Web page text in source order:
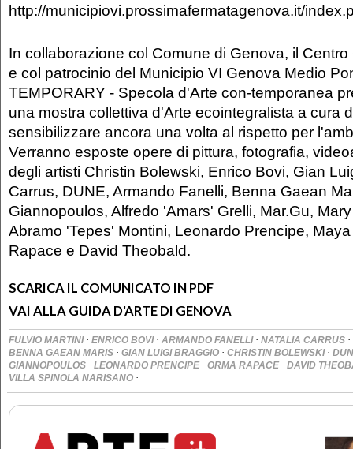
http://municipiovi.prossimafermatagenova.it/
In collaborazione col Comune di Genova, il
e col patrocinio del Municipio VI Genova Medio
TEMPORARY - Specola d'Arte con-temporanea
una mostra collettiva d'Arte ecointegralista a cura
sensibilizzare ancora una volta al rispetto per
Verranno esposte opere di pittura, fotografia,
degli artisti Christin Bolewski, Enrico Bovi, Gian
Carrus, DUNE, Armando Fanelli, Benna Gaean
Giannopoulos, Alfredo 'Amars' Grelli, Mar.Gu,
Abramo 'Tepes' Montini, Leonardo Prencipe,
Rapace e David Theobald.
SCARICA IL COMUNICATO IN PDF
VAI ALLA GUIDA D'ARTE DI GENOVA
FULVIO MARTINI · ENRICO BOVI · ARMANDO FANELLI · NATALIA CARRUS ·
BENNA GAEAN MARIS · GIAN LUIGI BRAGGIO · CHRISTIN BOLEWSKI ·
GIANNOPOULOS · LEONARDO PRENCIPE · ORMA RAPACE · DAVID
VILLA SPINOLA NARISANO ·